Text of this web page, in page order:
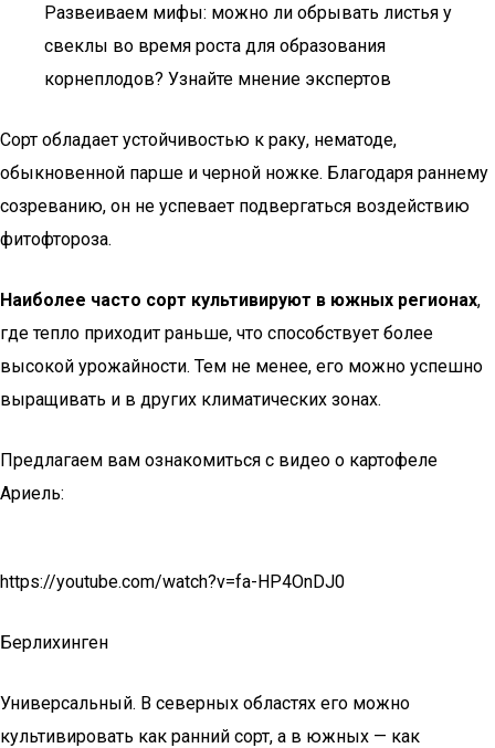
Развеиваем мифы: можно ли обрывать листья у
свеклы во время роста для образования
корнеплодов? Узнайте мнение экспертов
Сорт обладает устойчивостью к раку, нематоде,
обыкновенной парше и черной ножке. Благодаря раннему
созреванию, он не успевает подвергаться воздействию
фитофтороза.
Наиболее часто сорт культивируют в южных регионах,
где тепло приходит раньше, что способствует более
высокой урожайности. Тем не менее, его можно успешно
выращивать и в других климатических зонах.
Предлагаем вам ознакомиться с видео о картофеле
Ариель:
https://youtube.com/watch?v=fa-HP4OnDJ0
Берлихинген
Универсальный. В северных областях его можно
культивировать как ранний сорт, а в южных — как